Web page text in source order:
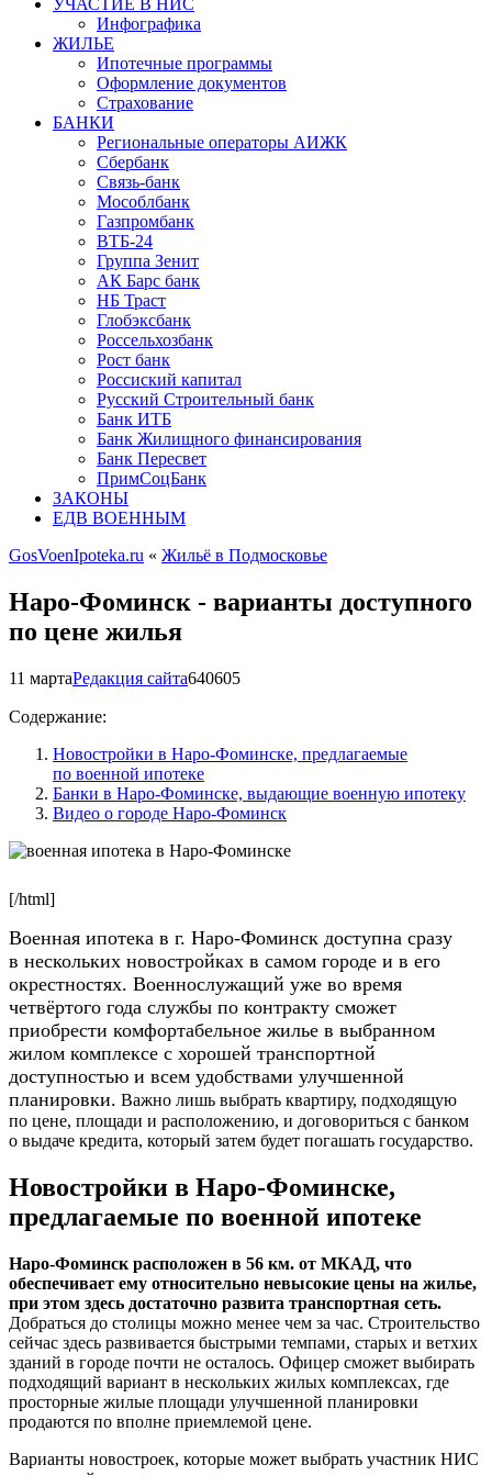
УЧАСТИЕ В НИС
Инфографика
ЖИЛЬЕ
Ипотечные программы
Оформление документов
Страхование
БАНКИ
Региональные операторы АИЖК
Сбербанк
Связь-банк
Мособлбанк
Газпромбанк
ВТБ-24
Группа Зенит
АК Барс банк
НБ Траст
Глобэксбанк
Россельхозбанк
Рост банк
Россиский капитал
Русский Строительный банк
Банк ИТБ
Банк Жилищного финансирования
Банк Пересвет
ПримСоцБанк
ЗАКОНЫ
ЕДВ ВОЕННЫМ
GosVoenIpoteka.ru « Жильё в Подмосковье
Наро-Фоминск - варианты доступного
по цене жилья
11 мартаРедакция сайта640605
Содержание:
Новостройки в Наро-Фоминске, предлагаемые
по военной ипотеке
Банки в Наро-Фоминске, выдающие военную ипотеку
Видео о городе Наро-Фоминск
[/html]
Военная ипотека в г. Наро-Фоминск доступна сразу
в нескольких новостройках в самом городе и в его
окрестностях. Военнослужащий уже во время
четвёртого года службы по контракту сможет
приобрести комфортабельное жилье в выбранном
жилом комплексе с хорошей транспортной
доступностью и всем удобствами улучшенной
планировки. Важно лишь выбрать квартиру, подходящую
по цене, площади и расположению, и договориться с банком
о выдаче кредита, который затем будет погашать государство.
Новостройки в Наро-Фоминске,
предлагаемые по военной ипотеке
Наро-Фоминск расположен в 56 км. от МКАД, что
обеспечивает ему относительно невысокие цены на жилье,
при этом здесь достаточно развита транспортная сеть.
Добраться до столицы можно менее чем за час. Строительство
сейчас здесь развивается быстрыми темпами, старых и ветхих
зданий в городе почти не осталось. Офицер сможет выбирать
подходящий вариант в нескольких жилых комплексах, где
просторные жилые площади улучшенной планировки
продаются по вполне приемлемой цене.
Варианты новостроек, которые может выбрать участник НИС